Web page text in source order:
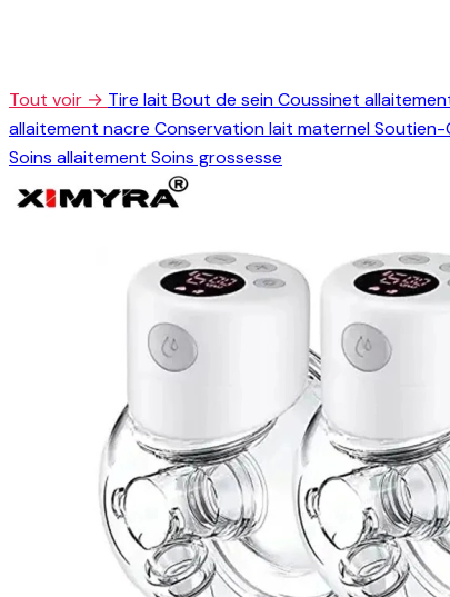
Tout voir → Tire lait Bout de seinCoussinet
allaitement nacre Conservation lait maternelSoutien-
Soins allaitement Soins grossesse